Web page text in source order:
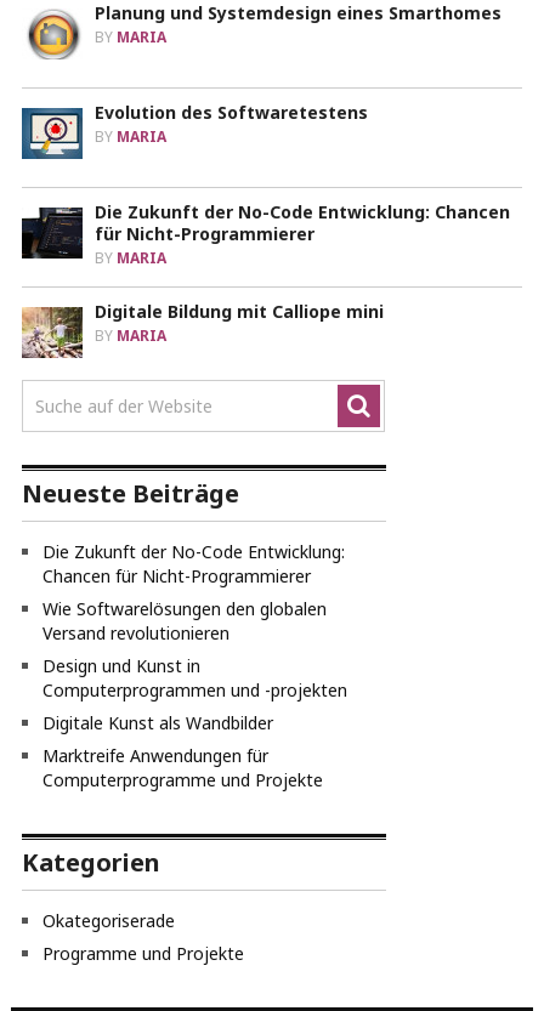
Planung und Systemdesign eines Smarthomes
BY MARIA
Evolution des Softwaretestens
BY MARIA
Die Zukunft der No-Code Entwicklung: Chancen
für Nicht-Programmierer
BY MARIA
Digitale Bildung mit Calliope mini
BY MARIA
Neueste Beiträge
Die Zukunft der No-Code Entwicklung:
Chancen für Nicht-Programmierer
Wie Softwarelösungen den globalen
Versand revolutionieren
Design und Kunst in
Computerprogrammen und -projekten
Digitale Kunst als Wandbilder
Marktreife Anwendungen für
Computerprogramme und Projekte
Kategorien
Okategoriserade
Programme und Projekte